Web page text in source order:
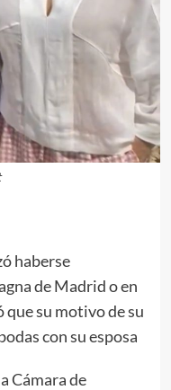
haberse
de Madrid o en
su motivo de su
con su esposa
Cámara de